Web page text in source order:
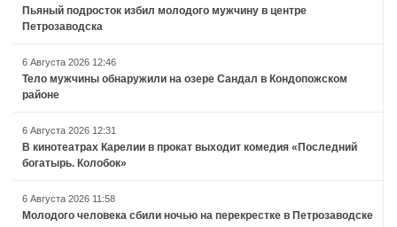
Пьяный подросток избил молодого мужчину в центре
Петрозаводска
6 Августа 2026 12:46
Тело мужчины обнаружили на озере Сандал в Кондопожском
районе
6 Августа 2026 12:31
В кинотеатрах Карелии в прокат выходит комедия «Последний
богатырь. Колобок»
6 Августа 2026 11:58
Молодого человека сбили ночью на перекрестке в Петрозаводске